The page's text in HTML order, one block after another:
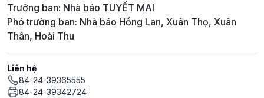
Trưởng ban: Nhà báo TUYẾT MAI
Phó trưởng ban: Nhà báo Hồng Lan, Xuân Thọ, Xuân
Thân, Hoài Thu
Liên hệ
84-24-39365555
84-24-39342724